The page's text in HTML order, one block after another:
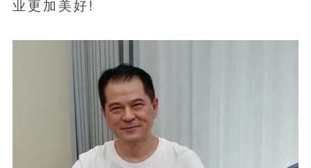
业更加美好!